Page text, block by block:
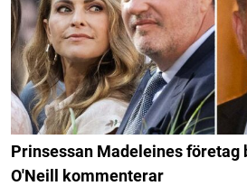
Prinsessan Madeleines företag
O'Neill kommenterar